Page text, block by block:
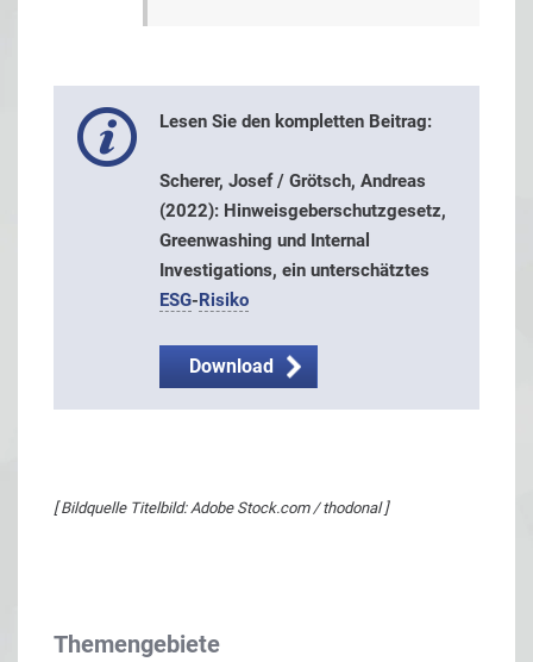
Lesen Sie den kompletten Beitrag:
Scherer, Josef / Grötsch, Andreas
(2022): Hinweisgeberschutzgesetz,
Greenwashing und Internal
Investigations, ein unterschätztes
ESG-Risiko
Download
[ Bildquelle Titelbild: Adobe Stock.com / thodonal ]
Themengebiete